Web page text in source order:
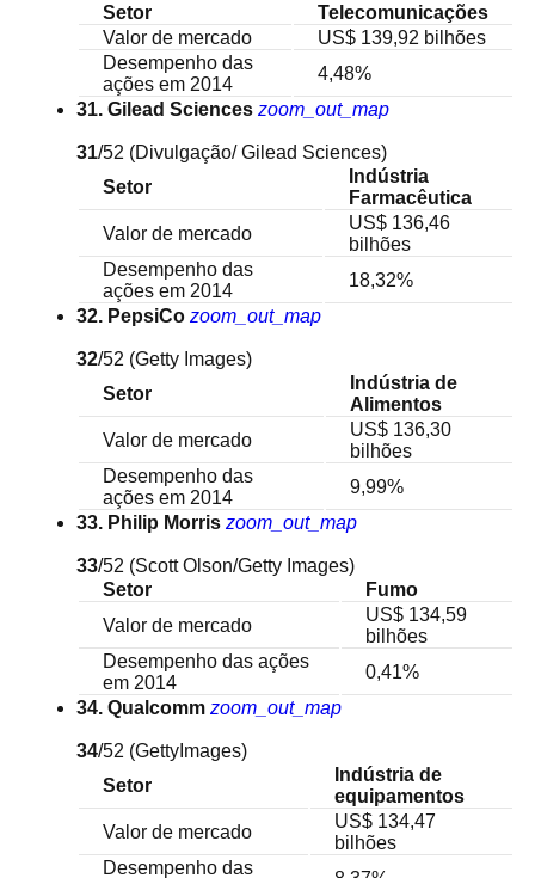
Setor
Telecomunicações
Valor de mercado
US$ 139,92 bilhões
Desempenho das
ações em 2014
4,48%
31. Gilead Sciences zoom_out_map
31/52 (Divulgação/ Gilead Sciences)
Setor
Indústria
Farmacêutica
Valor de mercado
US$ 136,46
bilhões
Desempenho das
ações em 2014
18,32%
32. PepsiCo zoom_out_map
32/52 (Getty Images)
Setor
Indústria de
Alimentos
Valor de mercado
US$ 136,30
bilhões
Desempenho das
ações em 2014
9,99%
33. Philip Morris zoom_out_map
33/52 (Scott Olson/Getty Images)
Setor
Fumo
Valor de mercado
US$ 134,59
bilhões
Desempenho das ações
em 2014
0,41%
34. Qualcomm zoom_out_map
34/52 (GettyImages)
Setor
Indústria de
equipamentos
Valor de mercado
US$ 134,47
bilhões
Desempenho das